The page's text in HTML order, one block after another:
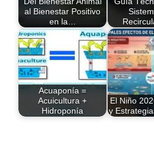
al Bienestar Positivo
en la…
Acuaponía =
Acuicultura +
Hidroponía
El Niño
y